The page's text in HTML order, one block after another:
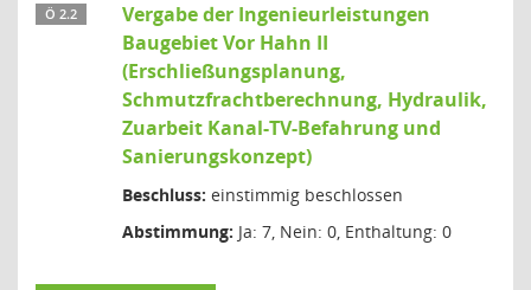
Ö 2.2
Vergabe der Ingenieurleistungen
Baugebiet Vor Hahn II
(Erschließungsplanung,
Schmutzfrachtberechnung, Hydraulik,
Zuarbeit Kanal-TV-Befahrung und
Sanierungskonzept)
Beschluss: einstimmig beschlossen
Abstimmung: Ja: 7, Nein: 0, Enthaltung: 0